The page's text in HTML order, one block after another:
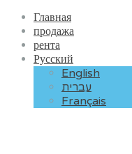
Главная
продажа
рента
Русский
English
עברית
Français